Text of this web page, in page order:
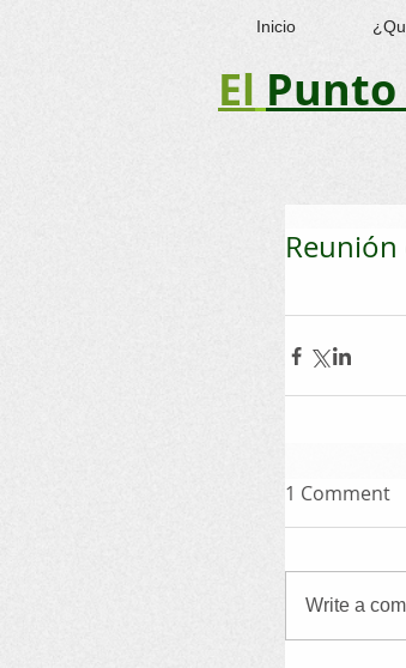
Inicio
El Punto
Reunión
1 Comment
Write a